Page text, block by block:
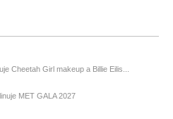
Cheetah Girl makeup a Billie Eilis...
MET GALA 2027